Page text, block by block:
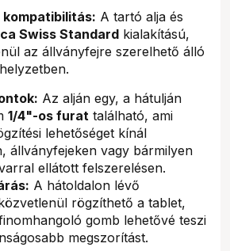
kompatibilitás: A tartó alja és
Swiss Standard kialakítású,
az állványfejre szerelhető álló
Az alján egy, a hátulján
1/4"-os furat található, ami
lehetőséget kínál
állványfejeken vagy bármilyen
ellátott felszerelésen.
A hátoldalon lévő
rögzíthető a tablet,
gomb lehetővé teszi
megszorítást.